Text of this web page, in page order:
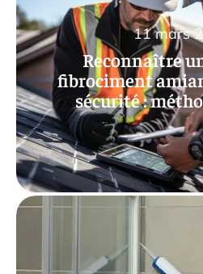
Reconnaître
fibrociment
sécurité :
11 mars